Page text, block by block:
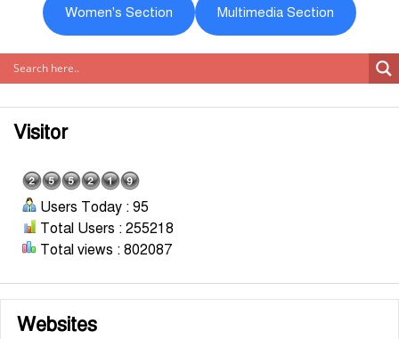
Women's Section Multimedia Section
Visitor
Users Today : 95
Total Users : 255218
Total views : 802087
Websites